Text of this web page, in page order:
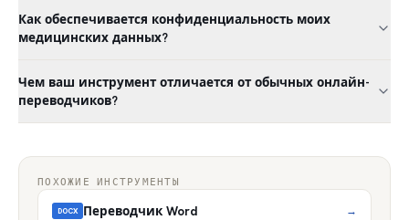
Как обеспечивается конфиденциальность моих
медицинских данных?
Чем ваш инструмент отличается от обычных онлайн-
переводчиков?
ПОХОЖИЕ ИНСТРУМЕНТЫ
DOCX Переводчик Word →